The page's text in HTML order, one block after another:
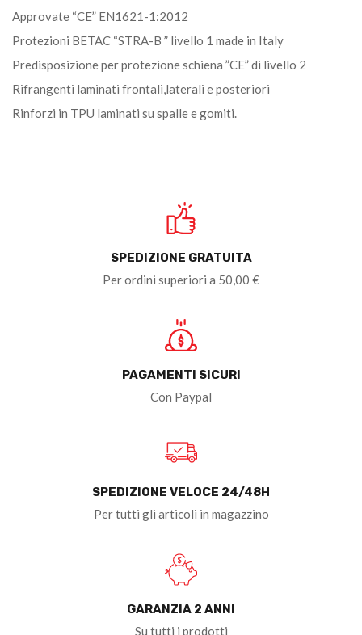
Approvate “CE” EN1621-1:2012
Protezioni BETAC “STRA-B ” livello 1 made in Italy
Predisposizione per protezione schiena ”CE” di livello 2
Rifrangenti laminati frontali,laterali e posteriori
Rinforzi in TPU laminati su spalle e gomiti.
SPEDIZIONE GRATUITA
Per ordini superiori a 50,00 €
PAGAMENTI SICURI
Con Paypal
SPEDIZIONE VELOCE 24/48H
Per tutti gli articoli in magazzino
GARANZIA 2 ANNI
Su tutti i prodotti